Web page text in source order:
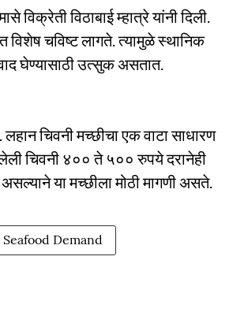
विक्रेती विठाबाई म्हात्रे यांनी दिली.
चविष्ट लागते. त्यामुळे स्थानिक
घेण्यासाठी उत्सुक असतात.
चिवनी मच्छीचा एक वाटा साधारण
चिवनी ४०० ते ५०० रुपये दरानेही
या मच्छीला मोठी मागणी असते.
Seafood Demand